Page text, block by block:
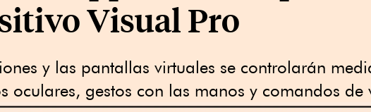
Visual Pro
y las pantallas virtuales se controlarán
oculares, gestos con las manos y comandos de